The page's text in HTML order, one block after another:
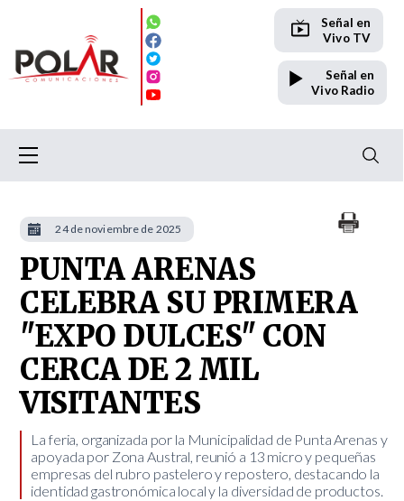
Señal en
Vivo TV
Señal en
Vivo Radio
PUNTA ARENAS
CELEBRA SU PRIMERA
"EXPO DULCES" CON
CERCA DE 2 MIL
VISITANTES
​La feria, organizada por la Municipalidad de Punta Arenas y
apoyada por Zona Austral, reunió a 13 micro y pequeñas
empresas del rubro pastelero y repostero, destacando la
identidad gastronómica local y la diversidad de productos.
24 de noviembre de 2025